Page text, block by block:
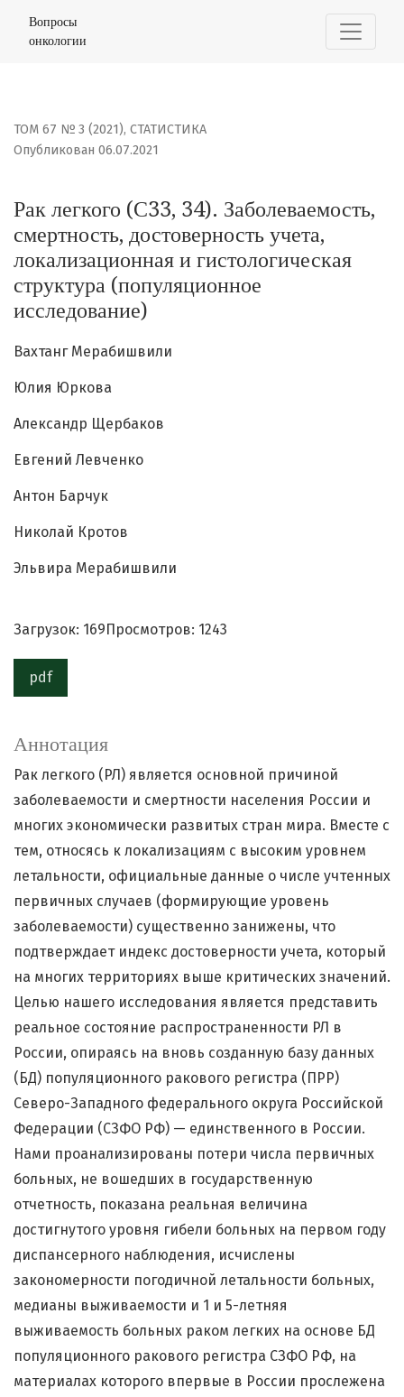
Рак легкого (С33, 34). Заболеваемость, смертность,
Вопросы
онкологии
ТОМ 67 № 3 (2021), СТАТИСТИКА
Рак легкого (С33, 34). Заболеваемость,
смертность, достоверность учета,
локализационная и гистологическая
структура (популяционное
исследование)
Опубликован 06.07.2021
Вахтанг Мерабишвили
Юлия Юркова
Александр Щербаков
Евгений Левченко
Антон Барчук
Николай Кротов
Эльвира Мерабишвили
Загрузок: 169 Просмотров: 1243
pdf
Аннотация
Рак легкого (РЛ) является основной причиной
заболеваемости и смертности населения России и
многих экономически развитых стран мира. Вместе с
тем, относясь к локализациям с высоким уровнем
летальности, официальные данные о числе учтенных
первичных случаев (формирующие уровень
заболеваемости) существенно занижены, что
подтверждает индекс достоверности учета, который
на многих территориях выше критических значений.
Целью нашего исследования является представить
реальное состояние распространенности РЛ в
России, опираясь на вновь созданную базу данных
(БД) популяционного ракового регистра (ПРР)
Северо-Западного федерального округа Российской
Федерации (СЗФО РФ) — единственного в России.
Нами проанализированы потери числа первичных
больных, не вошедших в государственную
отчетность, показана реальная величина
достигнутого уровня гибели больных на первом году
диспансерного наблюдения, исчислены
закономерности погодичной летальности больных,
медианы выживаемости и 1 и 5-летняя
выживаемость больных раком легких на основе БД
популяционного ракового регистра СЗФО РФ, на
материалах которого впервые в России прослежена